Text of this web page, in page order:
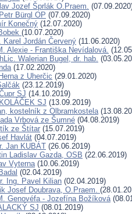
Jozef Šprlák O.Praem.
Bürgl OP (07.09.2020)
Konečný (12.07.2020)
(10.07.2020)
Jordán Červený (11.06.2020)
Alexie - Františka Nevídalová.
Walerian Bugel, dr. hab.
(17.02.2020)
z Uherčic (29.01.2020)
(23.12.2019)
SJ (14.10.2019)
SJ (13.09.2019)
kostelník z Olbramkostela
Vrbová ze Šumné (04.08.2019)
ze Štítar (15.07.2019)
Havlát (04.07.2019)
Jan KUBÁT (26.06.2019)
Ladislav Gazda, OSB (22.06.2019)
Vyterna(10.06.2019)
(02.04.2019)
Ing. Pavel Kilian (02.04.2019)
Josef Doubrava, O.Praem.
Genovéfa - Jozefína Božíková
SJ (08.01.2019)